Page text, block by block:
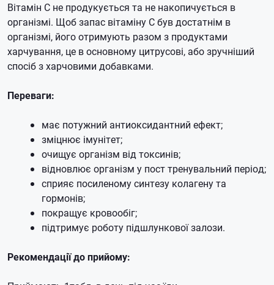
Вітамін C не продукується та не накопичується в
організмі. Щоб запас вітаміну C був достатнім в
організмі, його отримують разом з продуктами
харчування, це в основному цитрусові, або зручніший
спосіб з харчовими добавками.
Переваги:
має потужний антиоксидантний ефект;
зміцнює імунітет;
очищує організм від токсинів;
відновлює організм у пост тренувальний період;
сприяє посиленому синтезу колагену та
гормонів;
покращує кровообіг;
підтримує роботу підшлункової залози.
Рекомендації до прийому: